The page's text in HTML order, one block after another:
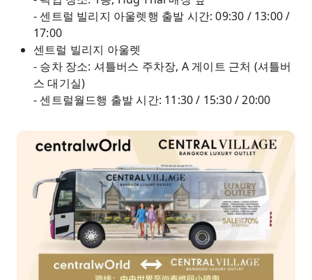
- 센트럴 빌리지 아울렛행 출발 시간: 09:30 / 13:00 /
17:00
센트럴 빌리지 아울렛
- 승차 장소: 셔틀버스 주차장, A 게이트 근처 (셔틀버
스 대기실)
- 센트럴월드행 출발 시간: 11:30 / 15:30 / 20:00